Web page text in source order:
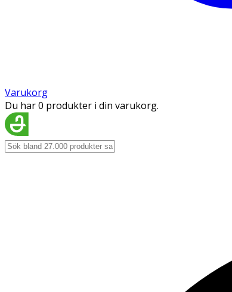
Varukorg
Du har 0 produkter i din varukorg.